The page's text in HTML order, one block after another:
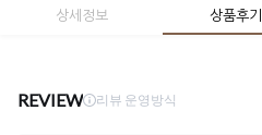
상세정보 상품후기